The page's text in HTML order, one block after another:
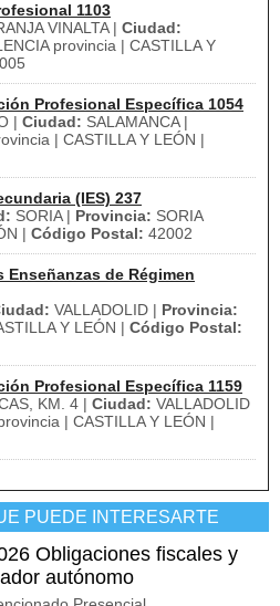
1103
VINALTA | Ciudad:
provincia | CASTILLA Y
Profesional Específica 1054
| Ciudad: SALAMANCA |
| CASTILLA Y LEÓN |
(IES) 237
SORIA | Provincia: SORIA
| Código Postal: 42002
de Régimen
VALLADOLID | Provincia:
Y LEÓN | Código Postal:
Profesional Específica 1159
KM. 4 | Ciudad: VALLADOLID
| CASTILLA Y LEÓN |
PUEDE INTERESARTE
Obligaciones fiscales y
autónomo